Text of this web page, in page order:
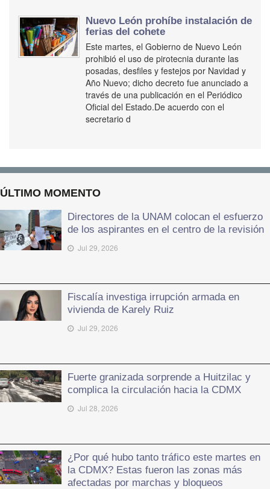
Nuevo León prohíbe instalación de
ferias del cohete
Este martes, el Gobierno de Nuevo León
prohibió el uso de pirotecnia durante las
posadas, desfiles y festejos por Navidad y
Año Nuevo; dicho decreto fue anunciado a
través de una publicación en el Periódico
Oficial del Estado.De acuerdo con el
secretario d
ÚLTIMO MOMENTO
Directores de la UNAM colocan el esfuerzo
de los aspirantes en el centro de la revisión
Jul 29, 2026
Fiscalía investiga irrupción armada en
vivienda de Karely Ruiz
Jul 29, 2026
Fuerte granizada sorprende a Huitzilac y
complica la circulación hacia la CDMX
Jul 28, 2026
¿Por qué hubo tanto tráfico este martes en
la CDMX? Estas fueron las zonas más
afectadas por marchas y bloqueos